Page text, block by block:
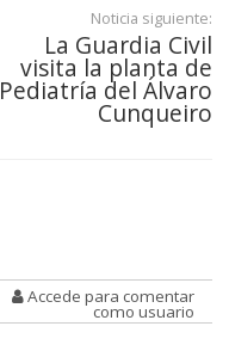
Noticia siguiente:
La Guardia Civil
visita la planta de
Pediatría del Álvaro
Cunqueiro
Accede para comentar
como usuario